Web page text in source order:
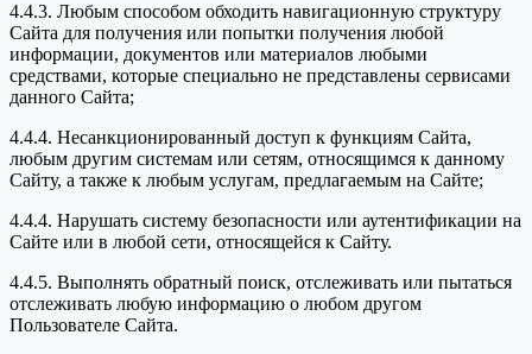
4.4.3. Любым способом обходить навигационную структуру
Сайта для получения или попытки получения любой
информации, документов или материалов любыми
средствами, которые специально не представлены сервисами
данного Сайта;
4.4.4. Несанкционированный доступ к функциям Сайта,
любым другим системам или сетям, относящимся к данному
Сайту, а также к любым услугам, предлагаемым на Сайте;
4.4.4. Нарушать систему безопасности или аутентификации на
Сайте или в любой сети, относящейся к Сайту.
4.4.5. Выполнять обратный поиск, отслеживать или пытаться
отслеживать любую информацию о любом другом
Пользователе Сайта.